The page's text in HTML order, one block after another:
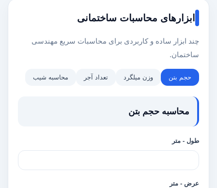
ابزارهای محاسبات ساختمانی
چند ابزار ساده و کاربردی برای محاسبات سریع مهندسی
ساختمان.
حجم بتن وزن میلگرد تعداد آجر محاسبه شیب
محاسبه حجم بتن
طول - متر
عرض - متر